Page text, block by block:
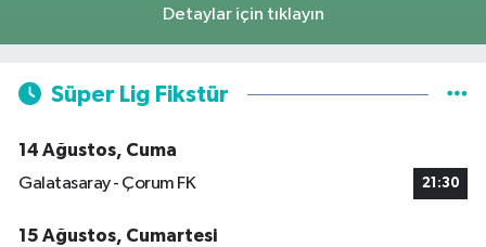
Detaylar için tıklayın
Süper Lig Fikstür
14 Ağustos, Cuma
Galatasaray - Çorum FK
21:30
15 Ağustos, Cumartesi